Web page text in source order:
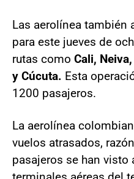
Las aerolínea también
para este jueves de
rutas como Cali,
y Cúcuta. Esta
1200 pasajeros.
La aerolínea
vuelos atrasados,
pasajeros se han visto